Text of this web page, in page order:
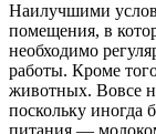
Наилучшими
помещения, в
необходимо
работы. Кроме
животных. Вовсе
поскольку иногда